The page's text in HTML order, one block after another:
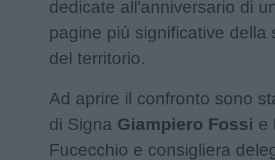
dedicate all'anniversario di
pagine più significative della
del territorio.
Ad aprire il confronto sono
di Signa Giampiero Fossi e
Fucecchio e consigliera